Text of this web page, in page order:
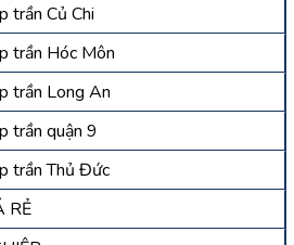
trần Củ Chi
trần Hóc Môn
trần Long An
trần quận 9
trần Thủ Đức
RẺ